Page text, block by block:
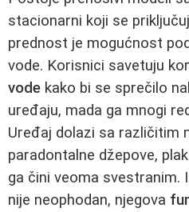
stacionarni koji se
prednost je mogućnost
vode. Korisnici savetuju
vode kako bi se sprečilo
uređaju, mada ga mnogi
Uređaj dolazi sa različitim
paradontalne džepove,
ga čini veoma svestranim.
nije neophodan, njegova